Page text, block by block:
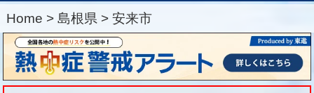
Home > 島根県 > 安来市